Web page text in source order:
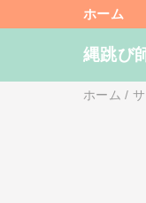
ホーム
縄跳び
ホーム /